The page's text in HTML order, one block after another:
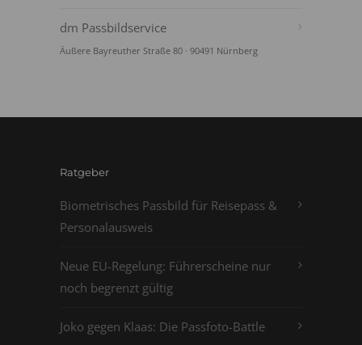
dm Passbildservice
Äußere Bayreuther Straße 80 · 90491 Nürnberg
Ratgeber
Biometrisches Passbild für Reisepass &
Personalausweis
Neue EU-Regelung: Führerscheine nur
noch begrenzt gültig
Joko gegen Klaas: Die Passfoto-Battle